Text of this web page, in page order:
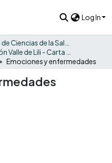
Log In
Emociones y enfermedades